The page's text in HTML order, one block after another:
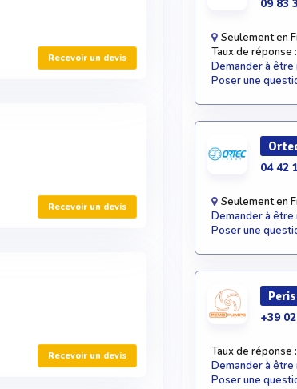
Recevoir un devis
Recevoir un devis
Recevoir un devis
09 83
Seulement en
Taux de réponse :
Demander à
Poser une
04 42
Seulement en
Demander à
Poser une
+39
Taux de réponse :
Demander à
Poser une